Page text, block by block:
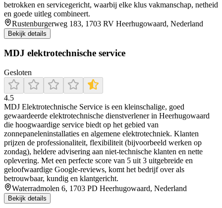
betrokken en servicegericht, waarbij elke klus vakmanschap, netheid
en goede uitleg combineert.
Rustenburgerweg 183, 1703 RV Heerhugowaard, Nederland
Bekijk details
MDJ elektrotechnische service
Gesloten
4.5
MDJ Elektrotechnische Service is een kleinschalige, goed
gewaardeerde elektrotechnische dienstverlener in Heerhugowaard
die hoogwaardige service biedt op het gebied van
zonnepaneleninstallaties en algemene elektrotechniek. Klanten
prijzen de professionaliteit, flexibiliteit (bijvoorbeeld werken op
zondag), heldere advisering aan niet-technische klanten en nette
oplevering. Met een perfecte score van 5 uit 3 uitgebreide en
geloofwaardige Google-reviews, komt het bedrijf over als
betrouwbaar, kundig en klantgericht.
Waterradmolen 6, 1703 PD Heerhugowaard, Nederland
Bekijk details